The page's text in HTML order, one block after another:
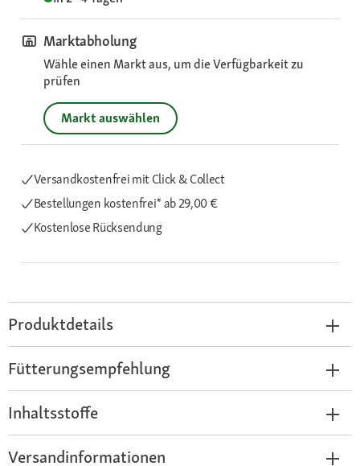
Marktabholung
Wähle einen Markt aus, um die Verfügbarkeit zu
prüfen
Markt auswählen
Versandkostenfrei mit Click & Collect
Bestellungen kostenfrei*ab 29,00 €
Kostenlose Rücksendung
Produktdetails
Fütterungsempfehlung
Inhaltsstoffe
Versandinformationen